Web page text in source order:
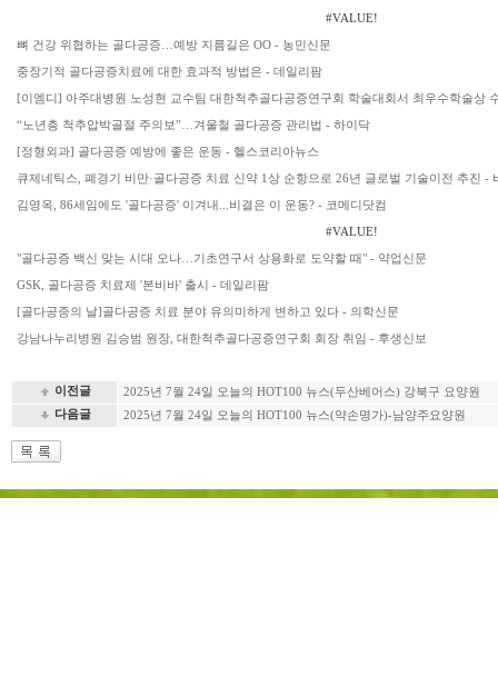
#VALUE!
뼈 건강 위협하는 골다공증…예방 지름길은 OO - 농민신문
중장기적 골다공증치료에 대한 효과적 방법은 - 데일리팜
[이엠디] 아주대병원 노성현 교수팀 대한척추골다공증연구회 학술대회서 최우수학술상
“노년층 척추압박골절 주의보”…겨울철 골다공증 관리법 - 하이닥
[정형외과] 골다공증 예방에 좋은 운동 - 헬스코리아뉴스
큐제네틱스, 폐경기 비만·골다공증 치료 신약 1상 순항으로 26년 글로벌 기술이전 추진 -
김영옥, 86세임에도 '골다공증' 이겨내...비결은 이 운동? - 코메디닷컴
#VALUE!
"골다공증 백신 맞는 시대 오나…기초연구서 상용화로 도약할 때" - 약업신문
GSK, 골다공증 치료제 '본비바' 출시 - 데일리팜
[골다공증의 날]골다공증 치료 분야 유의미하게 변하고 있다 - 의학신문
강남나누리병원 김승범 원장, 대한척추골다공증연구회 회장 취임 - 후생신보
이전글
2025년 7월 24일 오늘의 HOT100 뉴스(두산베어스) 강북구 요양원
다음글
2025년 7월 24일 오늘의 HOT100 뉴스(약손명가)-남양주요양원